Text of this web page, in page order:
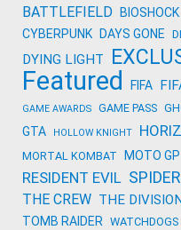
BATTLEFIELD BIOSHOCK
CYBERPUNK DAYS GONE
DYING LIGHT
Featured FIFA
GAME AWARDS GAME PASS
GTA HOLLOW KNIGHT
MORTAL KOMBAT MOTO GP
RESIDENT EVIL
THE CREW THE
TOMB RAIDER WATCHDOGS